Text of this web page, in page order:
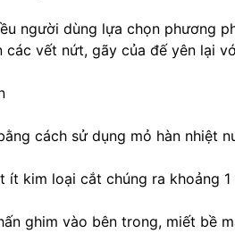
người dùng lựa chọn phương
các vết nứt, gãy của đế yên lại
cách sử dụng mỏ hàn nhiệt
ít kim loại cắt chúng ra khoảng
ghim vào bên trong, miết bề